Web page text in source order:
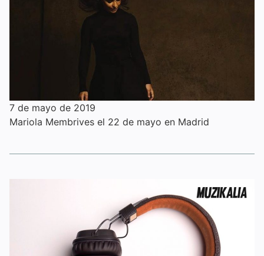
7 de mayo de 2019
Mariola Membrives el 22 de mayo en Madrid